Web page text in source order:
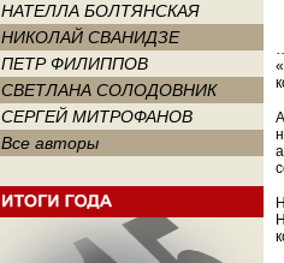
НАТЕЛЛА БОЛТЯНСКАЯ
НИКОЛАЙ СВАНИДЗЕ
ПЕТР ФИЛИППОВ
СВЕТЛАНА СОЛОДОВНИК
СЕРГЕЙ МИТРОФАНОВ
Все авторы